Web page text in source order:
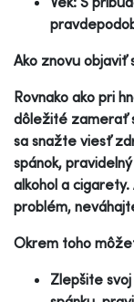
Ako znovu
Rovnako ako pri
dôležité zamerať
sa snažte viesť
spánok,
alkohol a
problém,
Okrem toho
Zlepšite